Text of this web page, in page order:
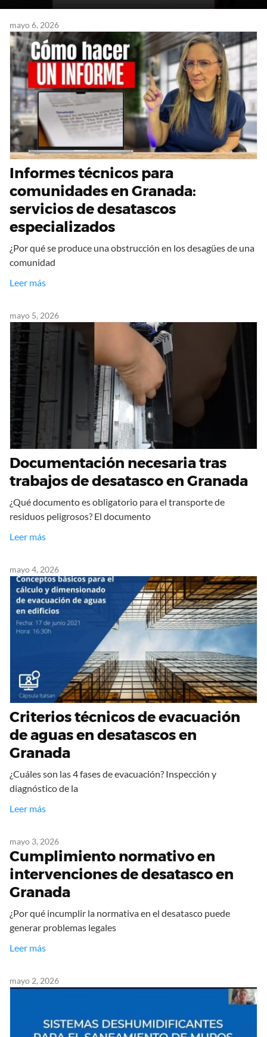
mayo 6, 2026
Informes técnicos para
comunidades en Granada:
servicios de desatascos
especializados
¿Por qué se produce una obstrucción en los desagües de una
comunidad
Leer más
mayo 5, 2026
Documentación necesaria tras
trabajos de desatasco en Granada
¿Qué documento es obligatorio para el transporte de
residuos peligrosos? El documento
Leer más
mayo 4, 2026
Criterios técnicos de evacuación
de aguas en desatascos en
Granada
¿Cuáles son las 4 fases de evacuación? Inspección y
diagnóstico de la
Leer más
mayo 3, 2026
Cumplimiento normativo en
intervenciones de desatasco en
Granada
¿Por qué incumplir la normativa en el desatasco puede
generar problemas legales
Leer más
mayo 2, 2026